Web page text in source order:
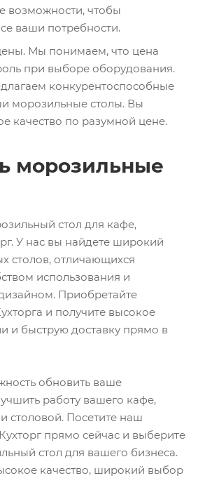
возможности, чтобы
ваши потребности.
Мы понимаем, что цена
при выборе оборудования.
конкурентоспособные
морозильные столы. Вы
качество по разумной цене.
морозильные
стол для кафе,
У нас вы найдете широкий
столов, отличающихся
использования и
Приобретайте
и получите высокое
и быструю доставку прямо в
обновить ваше
работу вашего кафе,
столовой. Посетите наш
прямо сейчас и выберите
стол для вашего бизнеса.
качество, широкий выбор